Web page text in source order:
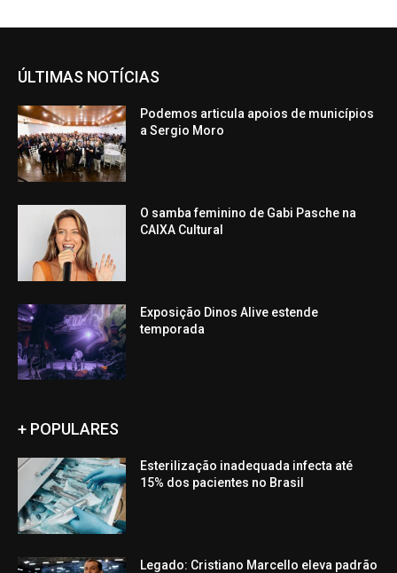
ÚLTIMAS NOTÍCIAS
Podemos articula apoios de municípios
a Sergio Moro
O samba feminino de Gabi Pasche na
CAIXA Cultural
Exposição Dinos Alive estende
temporada
+ POPULARES
Esterilização inadequada infecta até
15% dos pacientes no Brasil
Legado: Cristiano Marcello eleva padrão